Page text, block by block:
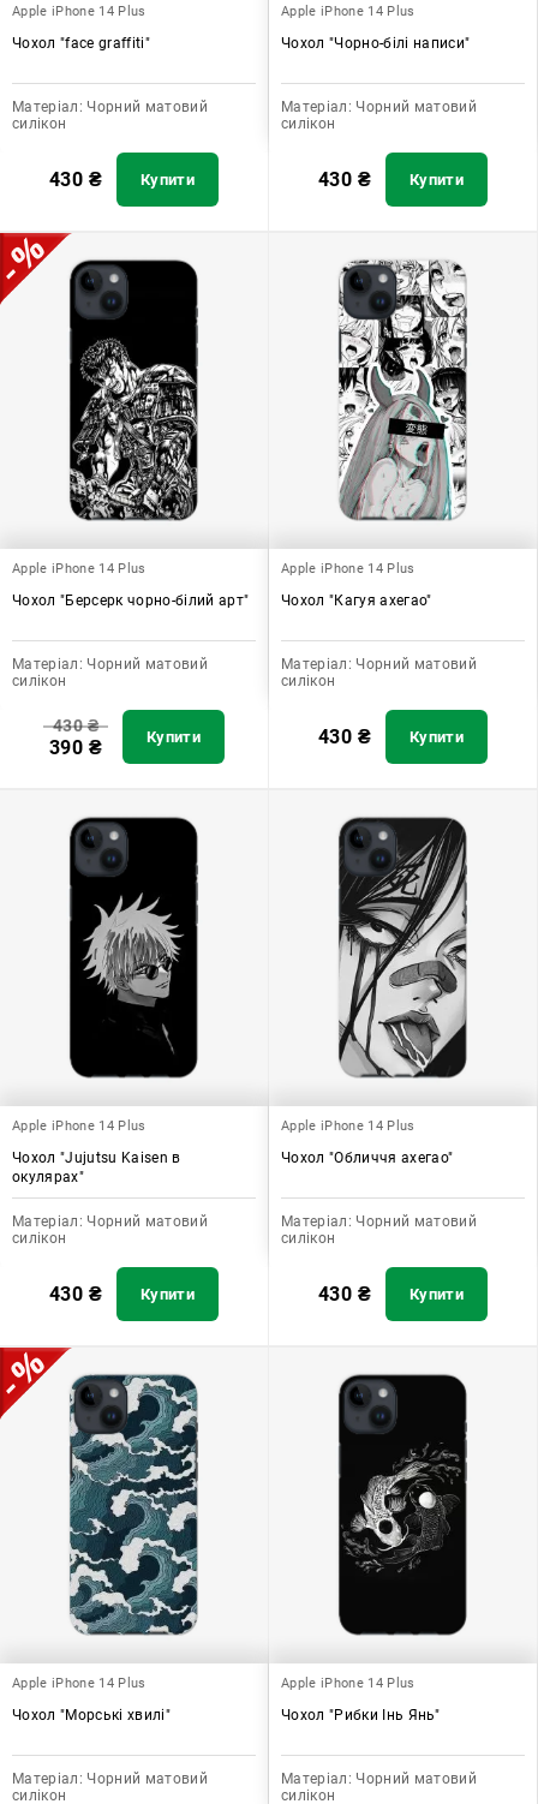
Apple iPhone 14 Plus
Чохол "face graffiti"
Матеріал: Чорний матовий
силікон
430 ₴ Купити
Apple iPhone 14 Plus
Чохол "Чорно-білі написи"
Матеріал: Чорний матовий
силікон
430 ₴ Купити
Apple iPhone 14 Plus
Чохол "Берсерк чорно-білий арт"
Матеріал: Чорний матовий
силікон
430₴
390 ₴ Купити
Apple iPhone 14 Plus
Чохол "Кагуя ахегао"
Матеріал: Чорний матовий
силікон
430 ₴ Купити
Apple iPhone 14 Plus
Чохол "Jujutsu Kaisen в
окулярах"
Матеріал: Чорний матовий
силікон
430 ₴ Купити
Apple iPhone 14 Plus
Чохол "Обличчя ахегао"
Матеріал: Чорний матовий
силікон
430 ₴ Купити
Apple iPhone 14 Plus
Чохол "Морські хвилі"
Матеріал: Чорний матовий
силікон
Apple iPhone 14 Plus
Чохол "Рибки Інь Янь"
Матеріал: Чорний матовий
силікон